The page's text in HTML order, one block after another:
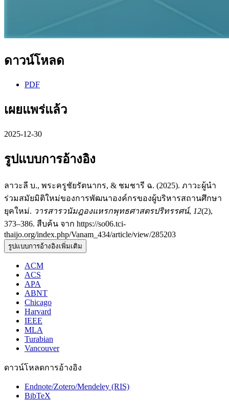
ดาวน์โหลด
PDF
เผยแพร่แล้ว
2025-12-30
รูปแบบการอ้างอิง
ลาวะลี บ., พระครูชัยรัตนากร, & ชมชารี ฉ. (2025). ภาวะผู้นำ
ร่วมสมัยมิติใหม่ของการพัฒนาองค์กรของผู้บริหารสถานศึกษา
ยุคใหม่. วารสารวนัมฎองแหรกพุทธศาสตรปริทรรศน์, 12(2),
373–386. สืบค้น จาก https://so06.tci-
thaijo.org/index.php/Vanam_434/article/view/285203
รูปแบบการอ้างอิงเพิ่มเติม
ACM
ACS
APA
ABNT
Chicago
Harvard
IEEE
MLA
Turabian
Vancouver
ดาวน์โหลดการอ้างอิง
Endnote/Zotero/Mendeley (RIS)
BibTeX